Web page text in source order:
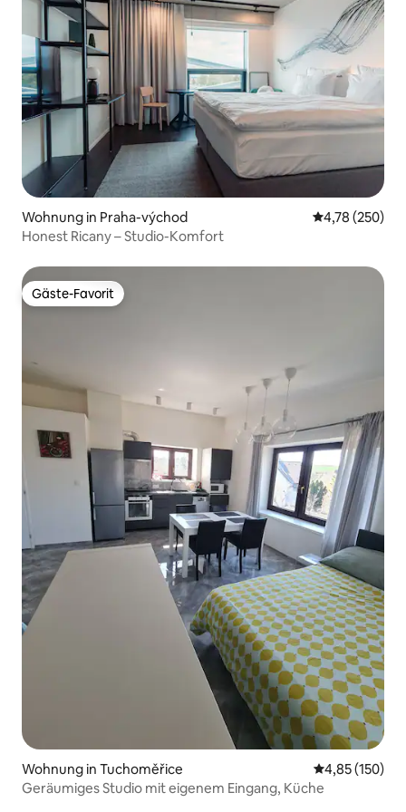
Wohnung in Praha-východ
4,78 (250)
Honest Ricany – Studio-Komfort
Gäste-Favorit
Gäste-Favorit
Wohnung in Tuchoměřice
4,85 (150)
Geräumiges Studio mit eigenem Eingang, Küche